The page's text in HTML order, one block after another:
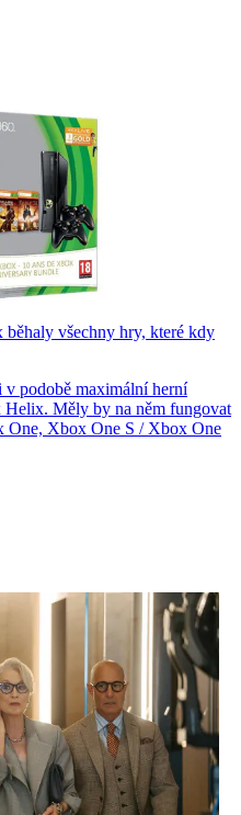
všechny hry, které kdy
v podobě maximální herní
Měly by na něm fungovat
One, Xbox One S / Xbox One